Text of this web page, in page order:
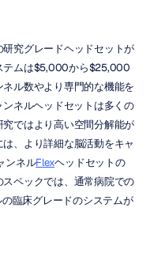
究グレードヘッドセットが
テムは$5,000から$25,000
ル数やより専門的な機能を
ネルヘッドセットは多くの
ではより高い空間分解能が
、より詳細な脳活動をキャ
ンネルFlexヘッドセットの
ペックでは、通常病院での
臨床グレードのシステムが